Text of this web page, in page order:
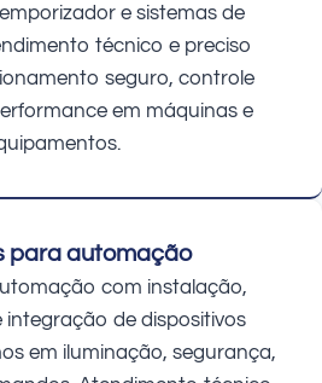
e sistemas de
técnico e preciso
seguro, controle
em máquinas e
para automação
com instalação,
de dispositivos
em iluminação, segurança,